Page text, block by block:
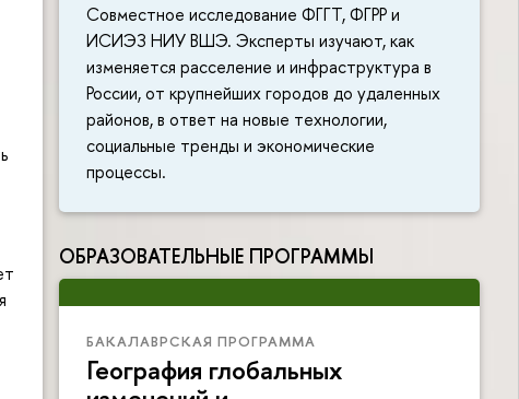
Совместное исследование ФГГТ, ФГРР и
ИСИЭЗ НИУ ВШЭ. Эксперты изучают, как
изменяется расселение и инфраструктура в
России, от крупнейших городов до удаленных
районов, в ответ на новые технологии,
социальные тренды и экономические
процессы.
ОБРАЗОВАТЕЛЬНЫЕ ПРОГРАММЫ
БАКАЛАВРСКАЯ ПРОГРАММА
География глобальных